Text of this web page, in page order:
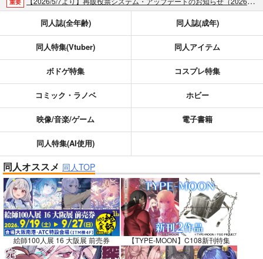
重要
「とらのあな×駿河屋日本橋乙女同人誌館」通販店頭受取サービス開始のお知らせ（2026.01.05 更新｜2025.12.30 掲載）
重要 【2025/12/1より】「通販ポイント⇒とらコイン変換キャンペーン」終了のお知らせ（2025.11.21 掲載）
個人情報保護方針の改定について（2025.09.19 更新｜2025.08.01 掲載）
ポイント付与・管理体制改定のお知らせ（2024.11.20 掲載）
全てのお知らせを見る
同人誌(全年齢) 同人誌(成年)
同人特集(Vtuber) 同人アイテム
ボドゲ特集 コスプレ特集
コミック・ラノベ ホビー
映像/音楽/ゲーム 電子書籍
同人特集(AI使用)
同人オススメ 同人TOP
絵師100人展 16 大阪展 前売券 【TYPE-MOON】C108新刊特集